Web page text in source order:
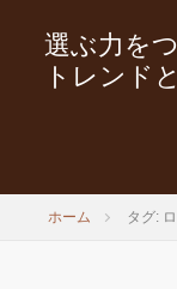
選ぶ力を
トレンド
ホーム タグ: